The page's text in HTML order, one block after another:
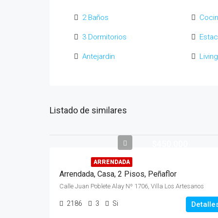
2 Baños
3 Dormitorios
Antejardin
Listado de similares
ARRENDADA
Arrendada, Casa, 2 Pisos, Peñaflor
Calle Juan Poblete Alay Nº 1706, Villa Los Artesanos
2186 3 Si